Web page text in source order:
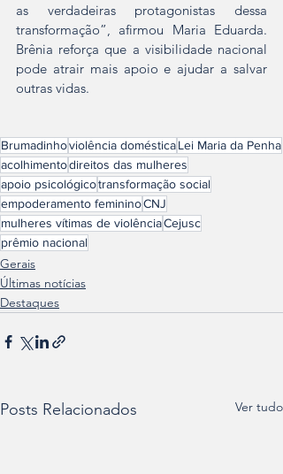
as verdadeiras protagonistas dessa
transformação”, afirmou Maria Eduarda.
Brênia reforça que a visibilidade nacional
pode atrair mais apoio e ajudar a salvar
outras vidas.
Brumadinhoviolência domésticaLei Maria da Penha
acolhimentodireitos das mulheres
apoio psicológicotransformação social
empoderamento femininoCNJ
mulheres vítimas de violênciaCejusc
prêmio nacional
Gerais
Últimas notícias
Destaques
Posts Relacionados Ver tudo